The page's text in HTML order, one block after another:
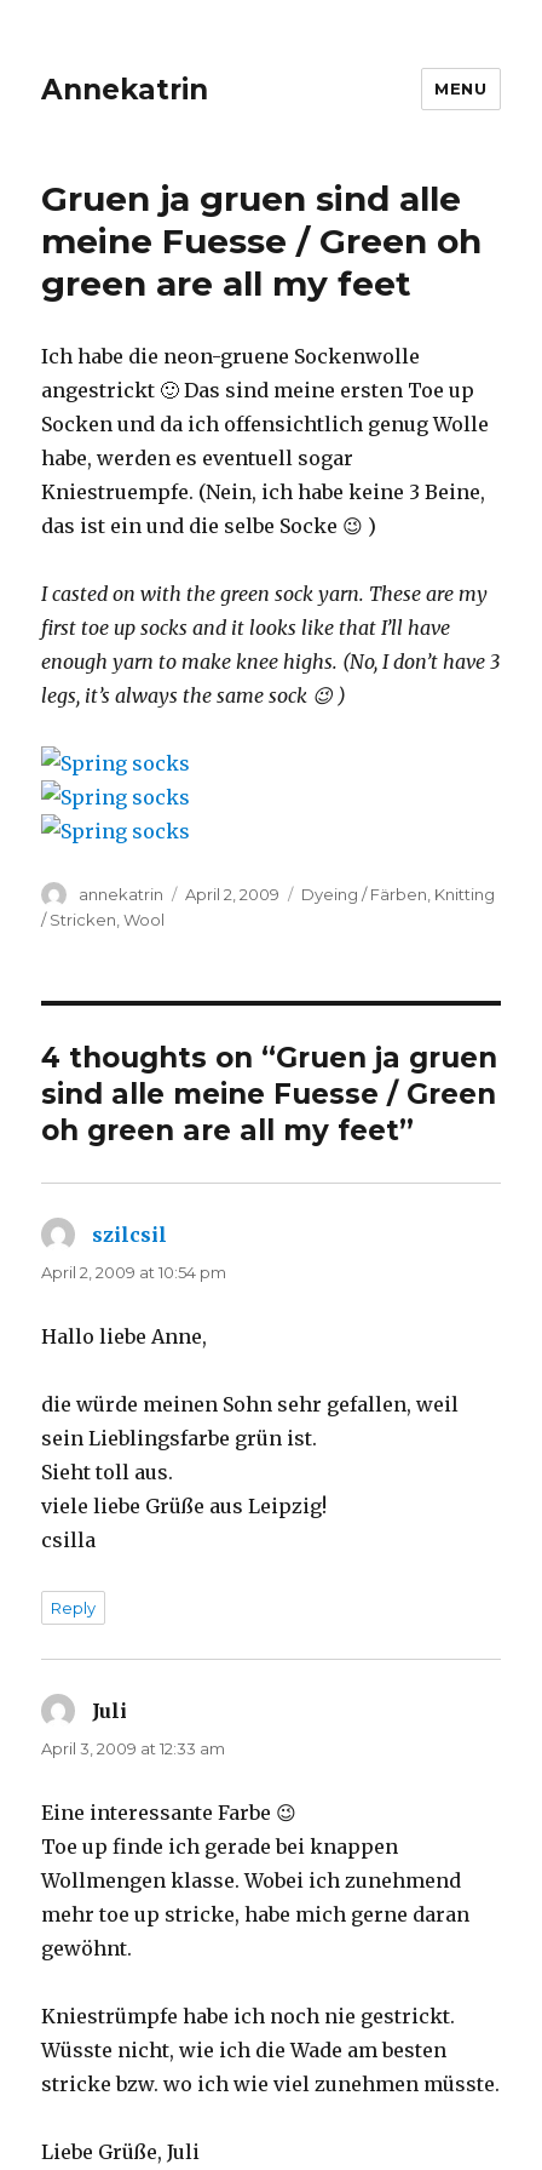
Annekatrin MENU
Gruen ja gruen sind alle
meine Fuesse / Green oh
green are all my feet
Ich habe die neon-gruene Sockenwolle
angestrickt 🙂 Das sind meine ersten Toe up
Socken und da ich offensichtlich genug Wolle
habe, werden es eventuell sogar
Kniestruempfe. (Nein, ich habe keine 3 Beine,
das ist ein und die selbe Socke 😉 )
I casted on with the green sock yarn. These are my
first toe up socks and it looks like that I’ll have
enough yarn to make knee highs. (No, I don’t have 3
legs, it’s always the same sock 😉 )
Author
annekatrin
Posted
April 2, 2009 Categories
Dyeing / Färben Knitting
/ Stricken ,Wool
4 thoughts on “Gruen ja gruen
sind alle meine Fuesse / Green
oh green are all my feet”
szilcsil
April 2, 2009 at 10:54 pm
Hallo liebe Anne,
die würde meinen Sohn sehr gefallen, weil
sein Lieblingsfarbe grün ist.
Sieht toll aus.
viele liebe Grüße aus Leipzig!
csilla
Reply
Juli
April 3, 2009 at 12:33 am
Eine interessante Farbe 😉
Toe up finde ich gerade bei knappen
Wollmengen klasse. Wobei ich zunehmend
mehr toe up stricke, habe mich gerne daran
gewöhnt.
Kniestrümpfe habe ich noch nie gestrickt.
Wüsste nicht, wie ich die Wade am besten
stricke bzw. wo ich wie viel zunehmen müsste.
Liebe Grüße, Juli